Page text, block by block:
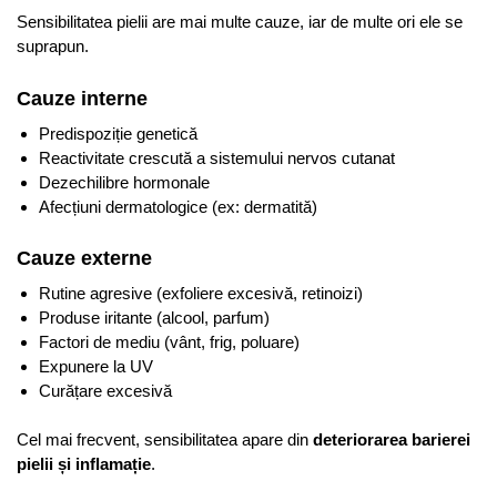
Sensibilitatea pielii are mai multe cauze, iar de multe ori ele se
suprapun.
Cauze interne
Predispoziție genetică
Reactivitate crescută a sistemului nervos cutanat
Dezechilibre hormonale
Afecțiuni dermatologice (ex: dermatită)
Cauze externe
Rutine agresive (exfoliere excesivă, retinoizi)
Produse iritante (alcool, parfum)
Factori de mediu (vânt, frig, poluare)
Expunere la UV
Curățare excesivă
Cel mai frecvent, sensibilitatea apare din deteriorarea barierei
pielii și inflamație.